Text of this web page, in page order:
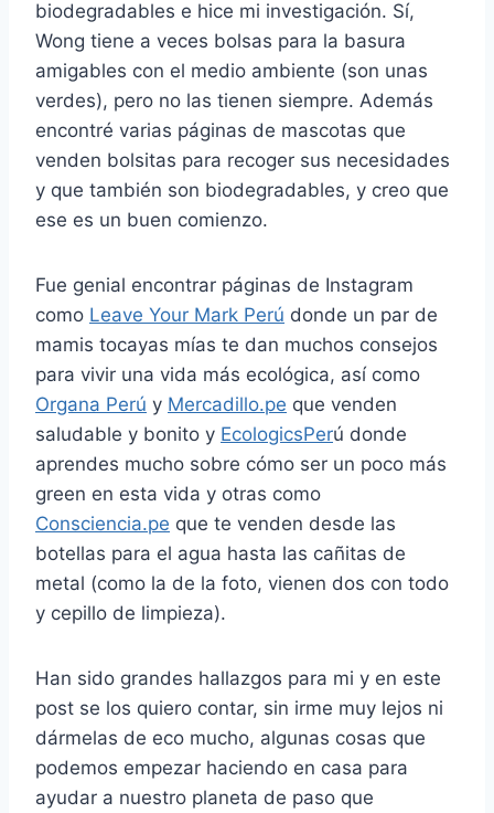
biodegradables e hice mi investigación. Sí,
Wong tiene a veces bolsas para la basura
amigables con el medio ambiente (son unas
verdes), pero no las tienen siempre. Además
encontré varias páginas de mascotas que
venden bolsitas para recoger sus necesidades
y que también son biodegradables, y creo que
ese es un buen comienzo.
Fue genial encontrar páginas de Instagram
como Leave Your Mark Perú donde un par de
mamis tocayas mías te dan muchos consejos
para vivir una vida más ecológica, así como
Organa Perú y Mercadillo.pe que venden
saludable y bonito y EcologicsPerú donde
aprendes mucho sobre cómo ser un poco más
green en esta vida y otras como
Consciencia.pe que te venden desde las
botellas para el agua hasta las cañitas de
metal (como la de la foto, vienen dos con todo
y cepillo de limpieza).
Han sido grandes hallazgos para mi y en este
post se los quiero contar, sin irme muy lejos ni
dármelas de eco mucho, algunas cosas que
podemos empezar haciendo en casa para
ayudar a nuestro planeta de paso que